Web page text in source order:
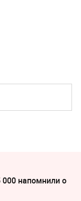
напомнили о